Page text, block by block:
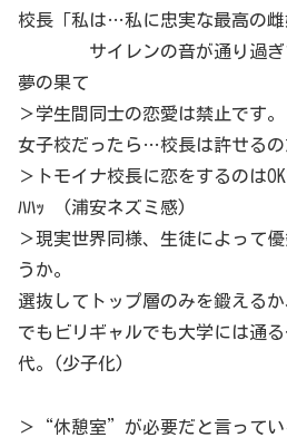
校長「私は…私に忠実な最高の雌
サイレンの音が通り過ぎ
夢の果て
＞学生間同士の恋愛は禁止です。
女子校だったら…校長は許せるの
＞トモイナ校長に恋をするのはOK
ﾊﾊｯ (浦安ネズミ感)
＞現実世界同様、生徒によって
うか。
選抜してトップ層のみを鍛える
でもビリギャルでも大学には通
代。(少子化)
＞“休憩室”が必要だと言ってい